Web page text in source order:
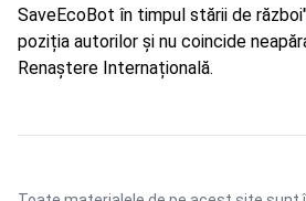
SaveEcoBot în timpul stării de
poziția autorilor și nu coincide
Renaștere Internațională.